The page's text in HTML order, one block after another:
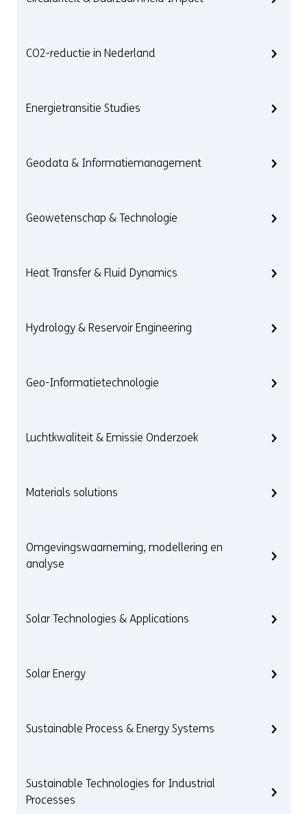
CO2-reductie in Nederland
Energietransitie Studies
Geodata & Informatiemanagement
Geowetenschap & Technologie
Heat Transfer & Fluid Dynamics
Hydrology & Reservoir Engineering
Geo-Informatietechnologie
Luchtkwaliteit & Emissie Onderzoek
Materials solutions
Omgevingswaarneming, modellering en
analyse
Solar Technologies & Applications
Solar Energy
Sustainable Process & Energy Systems
Sustainable Technologies for Industrial
Processes